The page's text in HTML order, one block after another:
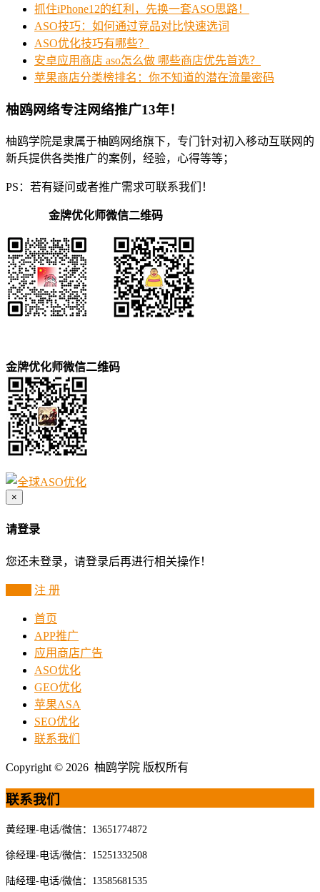
抓住iPhone12的红利，先换一套ASO思路！
ASO技巧：如何通过竞品对比快速选词
ASO优化技巧有哪些？
安卓应用商店 aso怎么做 哪些商店优先首选？
苹果商店分类榜排名：你不知道的潜在流量密码
柚鸥网络专注网络推广13年！
柚鸥学院是隶属于柚鸥网络旗下，专门针对初入移动互联网的
新兵提供各类推广的案例，经验，心得等等；
PS：若有疑问或者推广需求可联系我们！
金牌优化师微信二维码
金牌优化师微信二维码
×
请登录
您还未登录，请登录后再进行相关操作！
注 册
首页
APP推广
应用商店广告
ASO优化
GEO优化
苹果ASA
SEO优化
联系我们
Copyright © 2026 柚鸥学院 版权所有
联系我们
黄经理-电话/微信：13651774872
徐经理-电话/微信：15251332508
陆经理-电话/微信：13585681535